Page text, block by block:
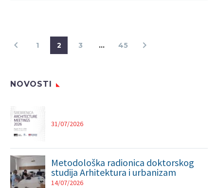
1 2 3 … 45
NOVOSTI
31/07/2026
Metodološka radionica doktorskog
studija Arhitektura i urbanizam
14/07/2026